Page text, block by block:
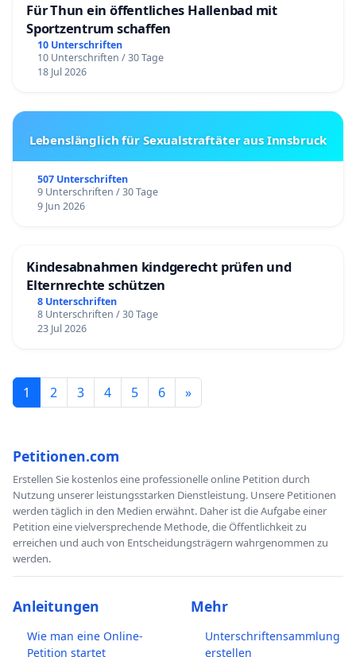
Für Thun ein öffentliches Hallenbad mit
Sportzentrum schaffen
10 Unterschriften
10 Unterschriften / 30 Tage
18 Jul 2026
Lebenslänglich für Sexualstraftäter aus Innsbruck
507 Unterschriften
9 Unterschriften / 30 Tage
9 Jun 2026
Kindesabnahmen kindgerecht prüfen und
Elternrechte schützen
8 Unterschriften
8 Unterschriften / 30 Tage
23 Jul 2026
1 2 3 4 5 6 »
Petitionen.com
Erstellen Sie kostenlos eine professionelle online Petition durch
Nutzung unserer leistungsstarken Dienstleistung. Unsere Petitionen
werden täglich in den Medien erwähnt. Daher ist die Aufgabe einer
Petition eine vielversprechende Methode, die Öffentlichkeit zu
erreichen und auch von Entscheidungsträgern wahrgenommen zu
werden.
Anleitungen
Wie man eine Online-
Petition startet
Mehr
Unterschriftensammlung
erstellen